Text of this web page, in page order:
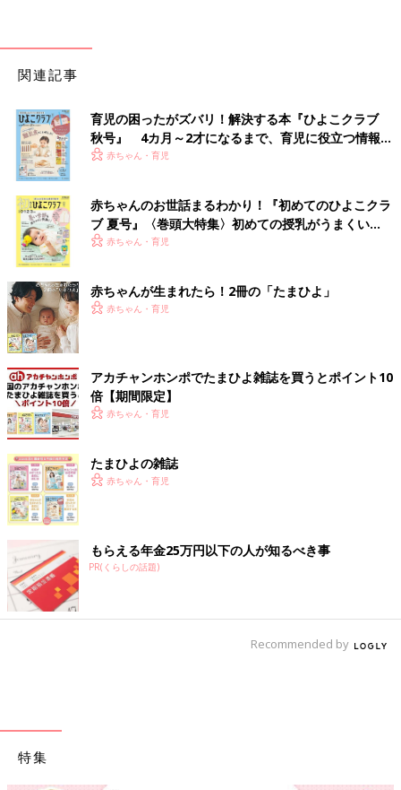
関連記事
育児の困ったがズバリ！解決する本『ひよこクラブ
秋号』 4カ月～2才になるまで、育児に役立つ情報が
いっぱい！
赤ちゃん・育児
赤ちゃんのお世話まるわかり！『初めてのひよこクラ
ブ 夏号』〈巻頭大特集〉初めての授乳がうまくい
く！ おっぱい・ミルクの基本と夏のトラブル 解決テ
赤ちゃん・育児
赤ちゃんが生まれたら！2冊の「たまひよ」
赤ちゃん・育児
アカチャンホンポでたまひよ雑誌を買うとポイント10
倍【期間限定】
赤ちゃん・育児
たまひよの雑誌
赤ちゃん・育児
もらえる年金25万円以下の人が知るべき事
PR(くらしの話題)
Recommended by
特集